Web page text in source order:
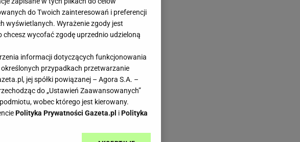
a
do Twoich zainteresowań i preferencji
wyświetlanych. Wyrażenie zgody jest
chcesz wycofać zgodę uprzednio udzieloną
informacji dotyczących funkcjonowania
przypadkach przetwarzanie
jej spółki powiązanej – Agora S.A. –
do „Ustawień Zaawansowanych”
wobec którego jest kierowany.
Polityka Prywatności Gazeta.pl iPolityka